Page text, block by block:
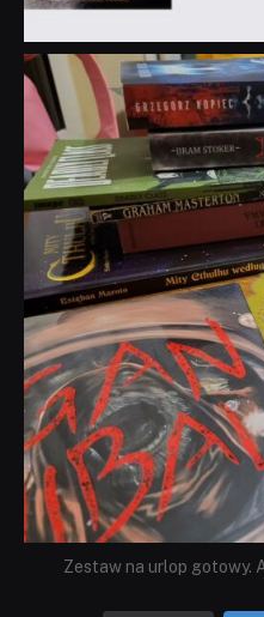
Zestaw na urlop gotowy.